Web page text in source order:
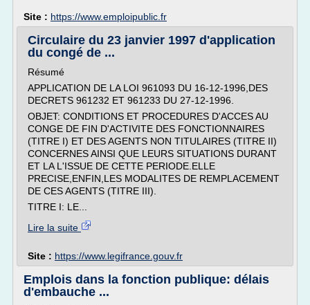
Site : https://www.emploipublic.fr
Circulaire du 23 janvier 1997 d'application
du congé de ...
Résumé
APPLICATION DE LA LOI 961093 DU 16-12-1996,DES
DECRETS 961232 ET 961233 DU 27-12-1996.
OBJET: CONDITIONS ET PROCEDURES D'ACCES AU
CONGE DE FIN D'ACTIVITE DES FONCTIONNAIRES
(TITRE I) ET DES AGENTS NON TITULAIRES (TITRE II)
CONCERNES AINSI QUE LEURS SITUATIONS DURANT
ET LA L'ISSUE DE CETTE PERIODE.ELLE
PRECISE,ENFIN,LES MODALITES DE REMPLACEMENT
DE CES AGENTS (TITRE III).
TITRE I: LE...
Lire la suite
Site : https://www.legifrance.gouv.fr
Emplois dans la fonction publique: délais
d'embauche ...